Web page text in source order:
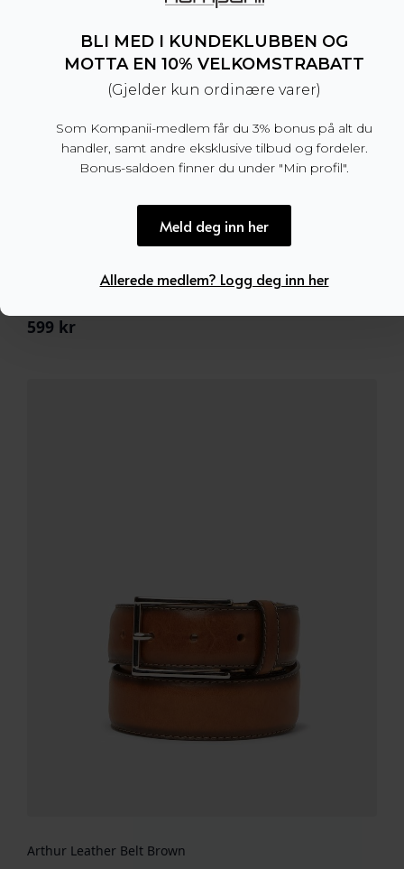
599 kr
Arthur Leather Belt Brown
BLI MED I KUNDEKLUBBEN OG
MOTTA EN 10% VELKOMSTRABATT
(Gjelder kun ordinære varer)
Som Kompanii-medlem får du 3% bonus på alt du
handler, samt andre eksklusive tilbud og fordeler.
Bonus-saldoen finner du under "Min profil".
Meld deg inn her
Allerede medlem? Logg deg inn her